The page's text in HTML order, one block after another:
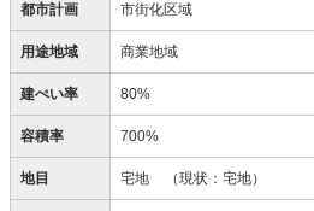
都市計画 市街化区域
用途地域 商業地域
建ぺい率 80%
容積率 700%
地目 宅地 （現状：宅地）